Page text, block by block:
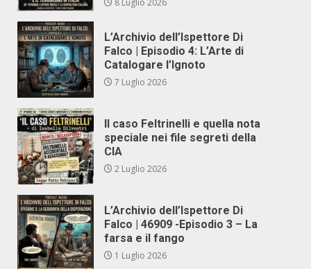
8 Luglio 2026
L’Archivio dell’Ispettore Di
Falco | Episodio 4: L’Arte di
Catalogare l’Ignoto
7 Luglio 2026
Il caso Feltrinelli e quella nota
speciale nei file segreti della
CIA
2 Luglio 2026
L’Archivio dell’Ispettore Di
Falco | 46909 -Episodio 3 – La
farsa e il fango
1 Luglio 2026